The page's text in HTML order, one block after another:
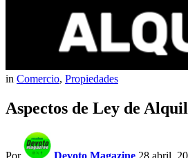
in Comercio, Propiedades
Aspectos de Ley de